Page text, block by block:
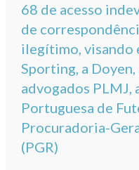
68 de acesso
de
ilegítimo, visando
Sporting, a
advogados PLMJ,
Portuguesa de
Procuradoria-
(PGR)